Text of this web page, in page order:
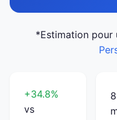
*Estimation pour
+34.8%
vs